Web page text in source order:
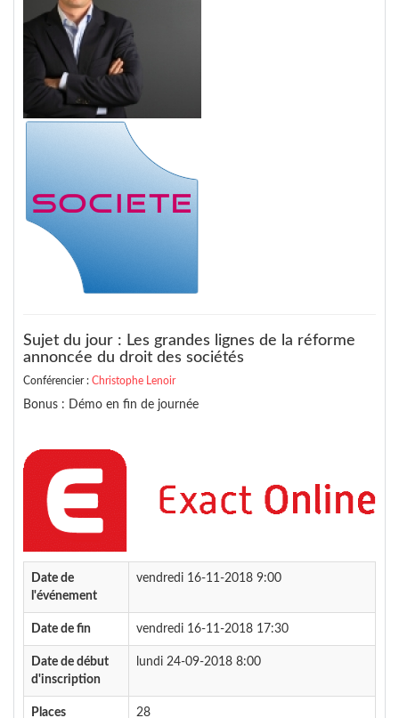
Sujet du jour : Les grandes lignes de la réforme
annoncée du droit des sociétés
Conférencier : Christophe Lenoir
Bonus : Démo en fin de journée
Date de
l'événement
vendredi 16-11-2018 9:00
Date de fin vendredi 16-11-2018 17:30
Date de début
d'inscription
lundi 24-09-2018 8:00
Places 28